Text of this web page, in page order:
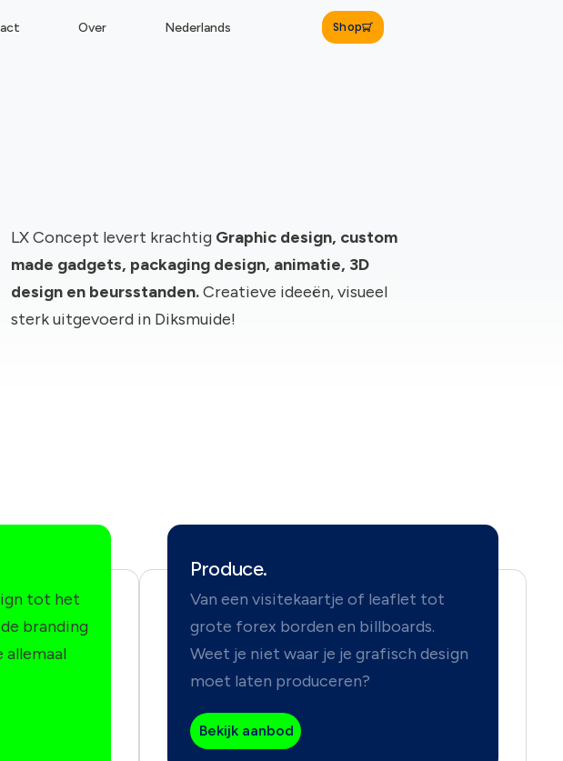
Shop
Over Nederlands
LX Concept levert krachtig Graphic design, custom
made gadgets, packaging design, animatie, 3D
design en beursstanden.Creatieve ideeën, visueel
sterk uitgevoerd in Diksmuide!
tot het
branding
allemaal
Produce.
Van een visitekaartje of leaflet tot
grote forex borden en billboards.
Weet je niet waar je je grafisch design
moet laten produceren?
Bekijk aanbod